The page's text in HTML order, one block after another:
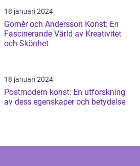
18 januari 2024
Gomér och Andersson Konst: En
Fascinerande Värld av Kreativitet
och Skönhet
18 januari 2024
Postmodern konst: En utforskning
av dess egenskaper och betydelse